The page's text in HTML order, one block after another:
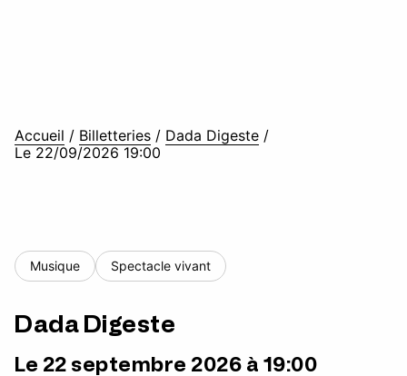
Accueil / Billetteries / Dada Digeste /
Le 22/09/2026 19:00
Musique Spectacle vivant
Dada Digeste
Le 22 septembre 2026 à 19:00